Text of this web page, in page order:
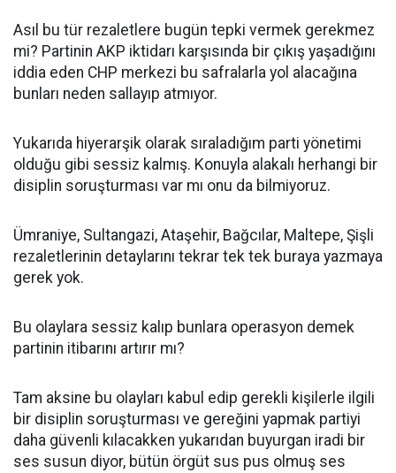
Asıl bu tür rezaletlere bugün tepki vermek gerekmez
mi? Partinin AKP iktidarı karşısında bir çıkış yaşadığını
iddia eden CHP merkezi bu safralarla yol alacağına
bunları neden sallayıp atmıyor.
Yukarıda hiyerarşik olarak sıraladığım parti yönetimi
olduğu gibi sessiz kalmış. Konuyla alakalı herhangi bir
disiplin soruşturması var mı onu da bilmiyoruz.
Ümraniye, Sultangazi, Ataşehir, Bağcılar, Maltepe, Şişli
rezaletlerinin detaylarını tekrar tek tek buraya yazmaya
gerek yok.
Bu olaylara sessiz kalıp bunlara operasyon demek
partinin itibarını artırır mı?
Tam aksine bu olayları kabul edip gerekli kişilerle ilgili
bir disiplin soruşturması ve gereğini yapmak partiyi
daha güvenli kılacakken yukarıdan buyurgan iradi bir
ses susun diyor, bütün örgüt sus pus olmuş ses